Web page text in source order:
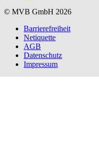
© MVB GmbH 2026
Barrierefreiheit
Netiquette
AGB
Datenschutz
Impressum